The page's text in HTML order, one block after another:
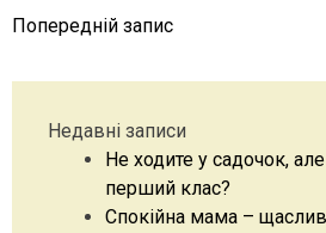
Навігація
записів
Попередній запис
Недавні записи
Не ходите у садочок,
перший клас?
Спокійна мама –